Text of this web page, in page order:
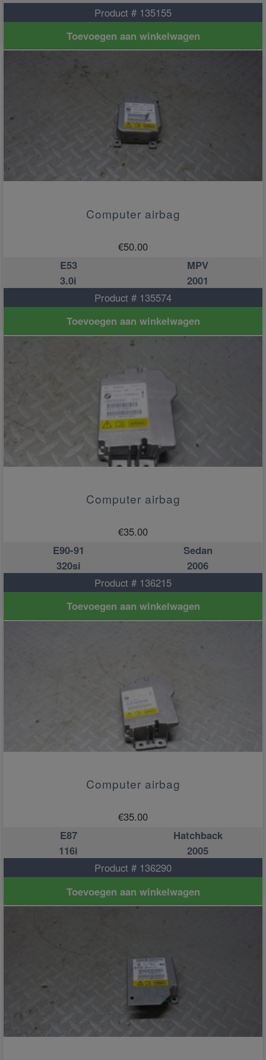
Product # 135155
Toevoegen aan winkelwagen
Computer airbag
€50.00
E53
MPV
3.0i
2001
Product # 135574
Toevoegen aan winkelwagen
Computer airbag
€35.00
E90-91
Sedan
320si
2006
Product # 136215
Toevoegen aan winkelwagen
Computer airbag
€35.00
E87
Hatchback
116i
2005
Product # 136290
Toevoegen aan winkelwagen